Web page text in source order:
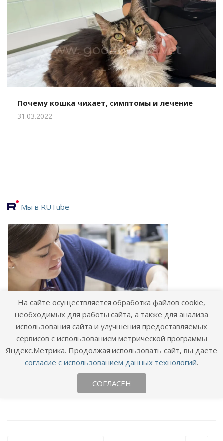
Почему кошка чихает, симптомы и лечение
31.03.2022
Мы в RUTube
На сайте осуществляется обработка файлов cookie,
необходимых для работы сайта, а также для анализа
использования сайта и улучшения предоставляемых
сервисов с использованием метрической программы
Яндекс.Метрика. Продолжая использовать сайт, вы даете
согласие с использованием данных технологий.
СОГЛАСЕН